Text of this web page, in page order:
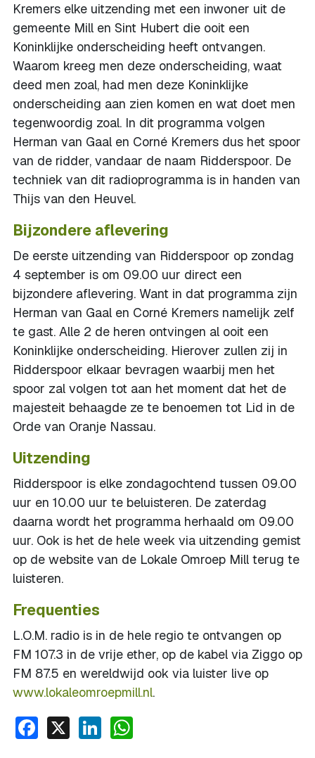
Kremers elke uitzending met een inwoner uit de
gemeente Mill en Sint Hubert die ooit een
Koninklijke onderscheiding heeft ontvangen.
Waarom kreeg men deze onderscheiding, waat
deed men zoal, had men deze Koninklijke
onderscheiding aan zien komen en wat doet men
tegenwoordig zoal. In dit programma volgen
Herman van Gaal en Corné Kremers dus het spoor
van de ridder, vandaar de naam Ridderspoor. De
techniek van dit radioprogramma is in handen van
Thijs van den Heuvel.
Bijzondere aflevering
De eerste uitzending van Ridderspoor op zondag
4 september is om 09.00 uur direct een
bijzondere aflevering. Want in dat programma zijn
Herman van Gaal en Corné Kremers namelijk zelf
te gast. Alle 2 de heren ontvingen al ooit een
Koninklijke onderscheiding. Hierover zullen zij in
Ridderspoor elkaar bevragen waarbij men het
spoor zal volgen tot aan het moment dat het de
majesteit behaagde ze te benoemen tot Lid in de
Orde van Oranje Nassau.
Uitzending
Ridderspoor is elke zondagochtend tussen 09.00
uur en 10.00 uur te beluisteren. De zaterdag
daarna wordt het programma herhaald om 09.00
uur. Ook is het de hele week via uitzending gemist
op de website van de Lokale Omroep Mill terug te
luisteren.
Frequenties
L.O.M. radio is in de hele regio te ontvangen op
FM 107.3 in de vrije ether, op de kabel via Ziggo op
FM 87.5 en wereldwijd ook via luister live op
www.lokaleomroepmill.nl.
Facebook
X LinkedIn